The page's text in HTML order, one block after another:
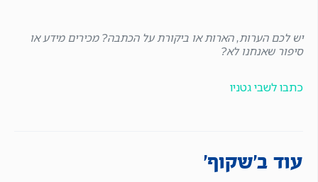
יש לכם הערות, הארות או ביקורת על הכתבה? מכירים מידע או
סיפור שאנחנו לא?
כתבו לשבי גטניו
עוד ב'שקוף'